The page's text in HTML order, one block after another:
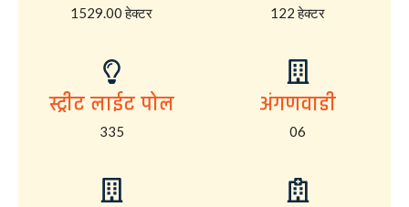
1529.00 हेक्टर 122 हेक्टर
स्ट्रीट लाईट पोल
335
अंगणवाडी
06